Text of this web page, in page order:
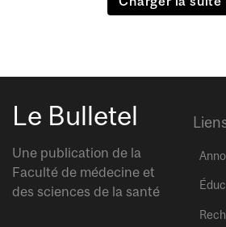
Le Bulletel
Une publication de la
Faculté de médecine et
des sciences de la santé